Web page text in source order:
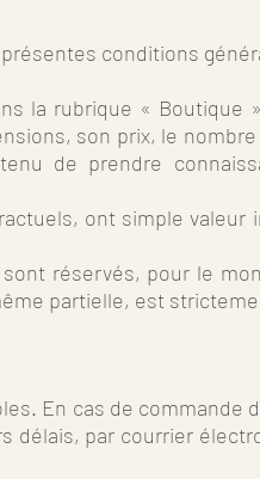
conditions
la rubrique « Boutique
son prix, le
de prendre
ont simple valeur
réservés, pour le
partielle, est
En cas de commande
délais, par courrier